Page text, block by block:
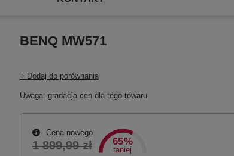
BENQ MW571
+ Dodaj do porównania
Uwaga: gradacja cen dla tego towaru
Cena nowego
1 899,99 zł 65%
taniej